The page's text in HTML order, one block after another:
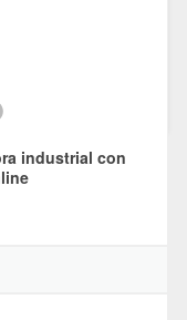
industrial con